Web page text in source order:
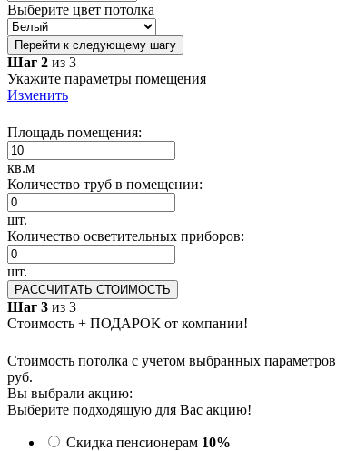
Выберите цвет потолка
Перейти к следующему шагу
Шаг 2 из 3
Укажите параметры помещения
Изменить
Площадь помещения:
кв.м
Количество труб в помещении:
шт.
Количество осветительных приборов:
шт.
РАССЧИТАТЬ СТОИМОСТЬ
Шаг 3 из 3
Стоимость + ПОДАРОК от компании!
Стоимость потолка с учетом выбранных параметров
руб.
Вы выбрали акцию:
Выберите подходящую для Вас акцию!
Скидка пенсионерам 10%